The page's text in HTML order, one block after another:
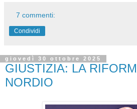
7 commenti:
Condividi
giovedì 30 ottobre 2025
GIUSTIZIA: LA
NORDIO